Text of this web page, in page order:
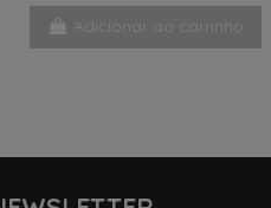
Adicionar ao carrinho